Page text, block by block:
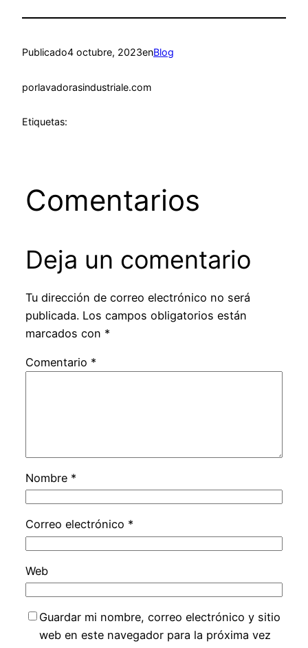
Publicado4 octubre, 2023enBlog
porlavadorasindustriale.com
Etiquetas:
Comentarios
Deja un comentario
Tu dirección de correo electrónico no será
publicada. Los campos obligatorios están
marcados con *
Comentario *
Nombre *
Correo electrónico *
Web
Guardar mi nombre, correo electrónico y sitio
web en este navegador para la próxima vez